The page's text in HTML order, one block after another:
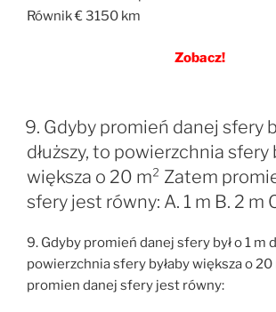
Równik € 3150 km
Zobacz!
9. Gdyby promień danej sfery
dłuższy, to powierzchnia sfery
większa o 20 m² Zatem
sfery jest równy: A. 1 m B. 2 m
9. Gdyby promień danej sfery był o 1 m
powierzchnia sfery byłaby większa o 20
promien danej sfery jest równy: